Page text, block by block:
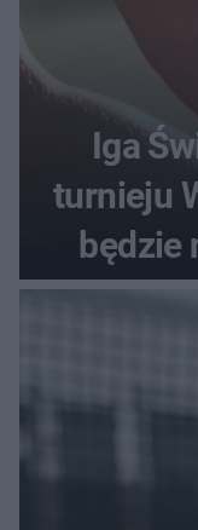
Iga
turnieju
będzie